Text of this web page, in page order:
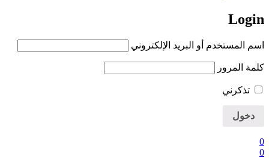
Login
اسم المستخدم أو البريد الإلكتروني
كلمة المرور
تذكرني
0
0